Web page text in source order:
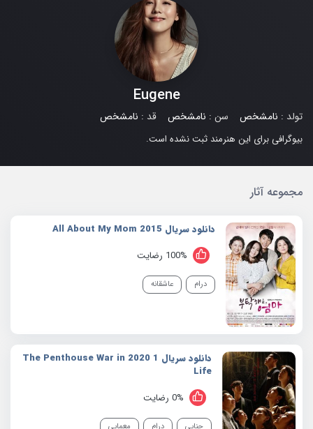
Eugene
تولد : نامشخص سن : نامشخص قد : نامشخص
بیوگرافی برای این هنرمند ثبت نشده است.
مجموعه آثار
دانلود سریال 2015 All About My Mom
100% رضایت
درام عاشقانه
دانلود سریال 1 2020 The Penthouse War in
Life
0% رضایت
جنایی درام معمایی